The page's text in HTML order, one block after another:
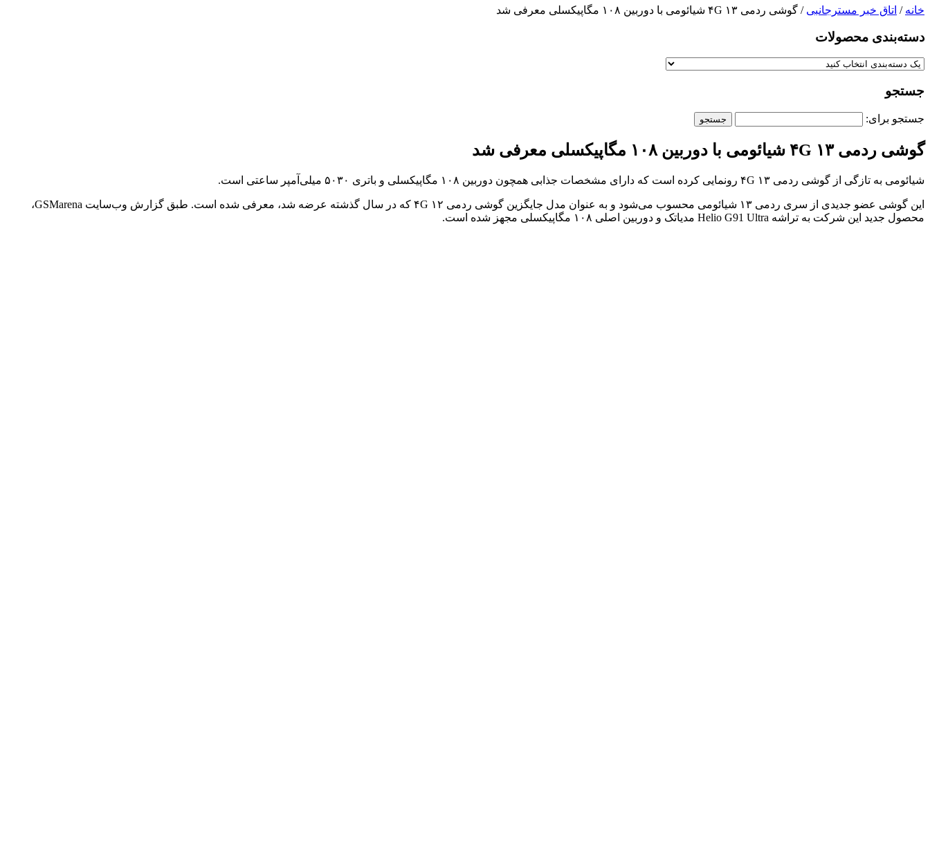
خانه / اتاق خبر مسترجانبی / گوشی ردمی ۱۳ ۴G شیائومی با دوربین ۱۰۸ مگاپیکسلی معرفی شد
دسته‌بندی‌ محصولات
جستجو
جستجو برای:
گوشی ردمی ۱۳ ۴G شیائومی با دوربین ۱۰۸ مگاپیکسلی معرفی شد
شیائومی به تازگی از گوشی ردمی ۱۳ ۴G رونمایی کرده است که دارای مشخصات جذابی همچون دوربین ۱۰۸ مگاپیکسلی و باتری ۵۰۳۰ میلی‌آمپر ساعتی است.
این گوشی عضو جدیدی از سری ردمی ۱۳ شیائومی محسوب می‌شود و به عنوان مدل جایگزین گوشی ردمی ۱۲ ۴G که در سال گذشته عرضه شد، معرفی شده است. طبق گزارش وب‌سایت GSMarena،
محصول جدید این شرکت به تراشه Helio G91 Ultra مدیاتک و دوربین اصلی ۱۰۸ مگاپیکسلی مجهز شده است.